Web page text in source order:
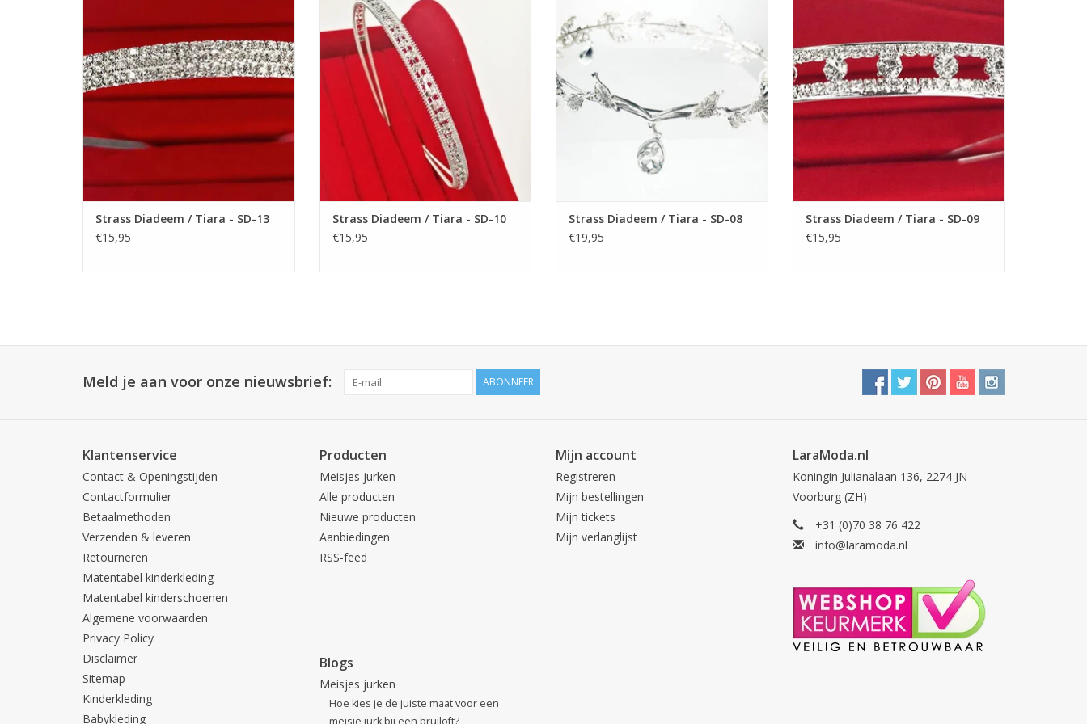
Nikkelvrij stalen tiara / kroon voor meisjes.
TOEVOEGEN AAN WINKELWAGEN
Strass Diadeem / Tiara - SD-13
€15,95
Perfecte Accessoire voor een Meisjesjurk.
Nikkelvrij stalen Tiara / Kroon voor
Meisjes.
TOEVOEGEN AAN WINKELWAGEN
Strass Diadeem / Tiara - SD-10
€15,95
Perfecte Accessoire voor een Meisjesjurk.
Nikkelvrij stalen Tiara / Kroon voor
TOEVOEGEN AAN WINKELWAGEN
Strass Diadeem / Tiara - SD-08
€19,95
Perfecte Accessoire voor een Meisjesjurk.
Meisjes.
TOEVOEGEN AAN WINKELWAGEN
Strass Diadeem / Tiara - SD-09
€15,95
Meld je aan voor onze nieuwsbrief: ABONNEER
Klantenservice
Contact & Openingstijden
Contactformulier
Betaalmethoden
Verzenden & leveren
Retourneren
Matentabel kinderkleding
Matentabel kinderschoenen
Algemene voorwaarden
Privacy Policy
Disclaimer
Sitemap
Kinderkleding
Babykleding
Producten
Meisjes jurken
Alle producten
Nieuwe producten
Aanbiedingen
RSS-feed
Mijn account
Registreren
Mijn bestellingen
Mijn tickets
Mijn verlanglijst
LaraModa.nl
Koningin Julianalaan 136, 2274 JN
Voorburg (ZH)
+31 (0)70 38 76 422
info@laramoda.nl
Blogs
Meisjes jurken
Hoe kies je de juiste maat voor een
meisje jurk bij een bruiloft?